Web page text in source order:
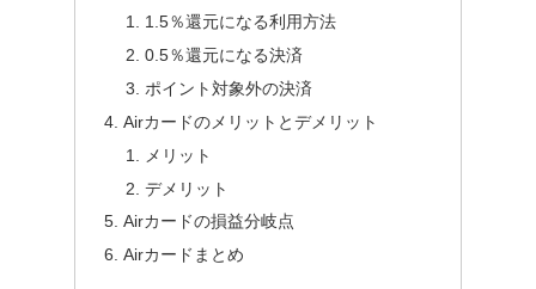
1.5％還元になる利用方法
0.5％還元になる決済
ポイント対象外の決済
Airカードのメリットとデメリット
メリット
デメリット
Airカードの損益分岐点
Airカードまとめ